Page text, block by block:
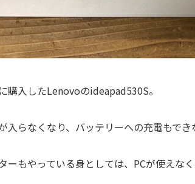
購入したLenovoのideapad530S。
入らなくなり、バッテリーへの充電もで
ーもやっている身としては、PCが使えな